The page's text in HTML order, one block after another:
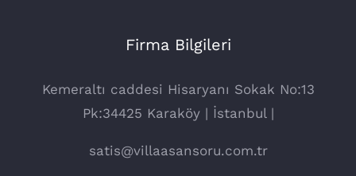
Firma Bilgileri
Kemeraltı caddesi Hisaryanı Sokak No:13
Pk:34425 Karaköy | İstanbul |
satis@villaasansoru.com.tr